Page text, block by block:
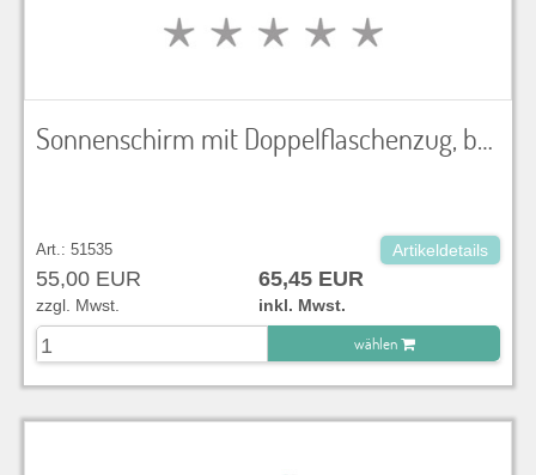
Sonnenschirm mit Doppelflaschenzug, beige 3x3 m, Stamm Hartholz, Bespannung impräg. Olefingewebe, inkl. Betonsockel
Art.: 51535 Artikeldetails
55,00 EUR 65,45 EUR
zzgl. Mwst.
inkl. Mwst.
wählen
zu Warenkorb hinzugefügt.